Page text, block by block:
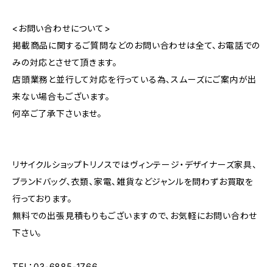
<お問い合わせについて>
掲載商品に関するご質問などのお問い合わせは全て、お電話での
みの対応とさせて頂きます。
店頭業務と並行して対応を行っている為、スムーズにご案内が出
来ない場合もございます。
何卒ご了承下さいませ。
リサイクルショップトリノスではヴィンテージ・デザイナーズ家具、
ブランドバッグ、衣類、家電、雑貨などジャンルを問わずお買取を
行っております。
無料での出張見積もりもございますので、お気軽にお問い合わせ
下さい。